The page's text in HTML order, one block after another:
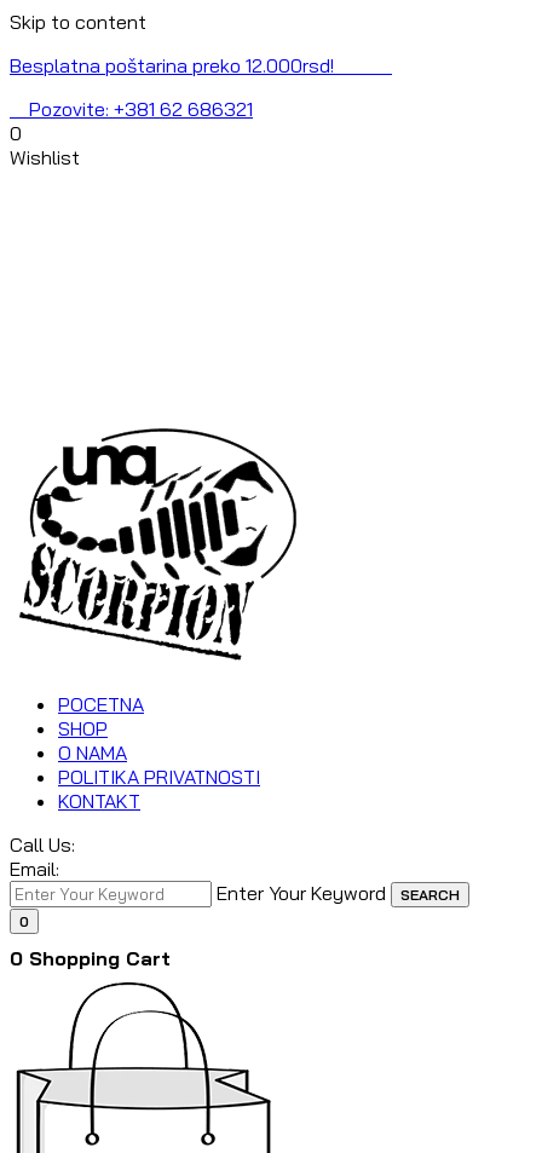
Skip to content
Besplatna poštarina preko 12.000rsd!
Pozovite: +381 62 686321
0
Wishlist
POCETNA
SHOP
O NAMA
POLITIKA PRIVATNOSTI
KONTAKT
Call Us:
Email:
Enter Your Keyword
SEARCH
0
0 Shopping Cart